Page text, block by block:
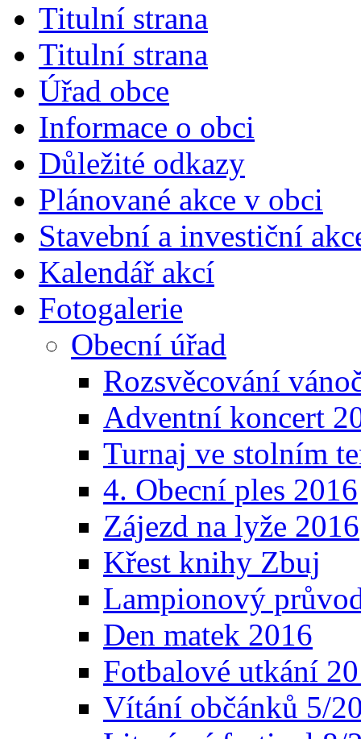
Titulní strana
Titulní strana
Úřad obce
Informace o obci
Důležité odkazy
Plánované akce v obci
Stavební a investiční
Kalendář akcí
Fotogalerie
Obecní úřad
Rozsvěcování
Adventní koncert
Turnaj ve stolním
4. Obecní ples 2016
Zájezd na lyže 2016
Křest knihy Zbuj
Lampionový
Den matek 2016
Fotbalové utkání
Vítání občánků 5/